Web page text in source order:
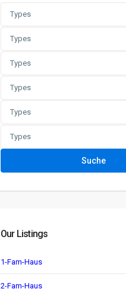
Types
Types
Types
Types
Types
Types
Suche
Our Listings
1-Fam-Haus
2-Fam-Haus